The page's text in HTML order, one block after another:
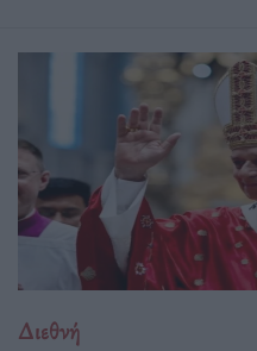
Διεθνή